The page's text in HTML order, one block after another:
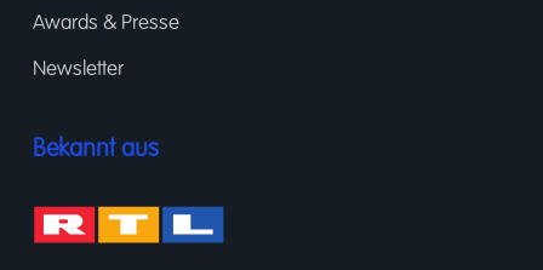
Awards & Presse
Newsletter
Bekannt aus